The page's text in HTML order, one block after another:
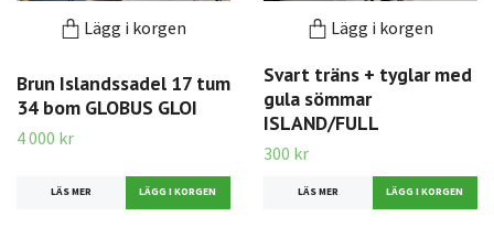
Lägg i korgen
Brun Islandssadel 17 tum
34 bom GLOBUS GLOI
4 000 kr
LÄS MER
Lägg i korgen
Svart träns + tyglar med
gula sömmar
ISLAND/FULL
300 kr
LÄS MER